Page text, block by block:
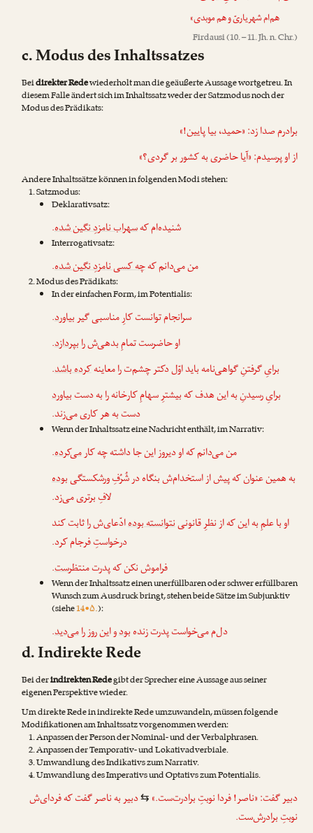
هم‌ام شهریاریّ و هم موبدی»
Firdausi(10. – 11. Jh. n. Chr.)
c. Modus des Inhaltssatzes
Beidirekter Redewiederholt man die geäußerte Aussage wortgetreu. In
diesem Falle ändert sich im Inhaltssatz weder der Satzmodus noch der
Modus des Prädikats:
برادرم صدا زد: «حمید، بیا پایین!»
از او پرسیدم: «آیا حاضری به کشور بر گردی؟»
Andere Inhaltssätze können in folgenden Modi stehen:
Satzmodus:
Deklarativsatz:
شنیده‌ام کهسهراب نامزدِ نگین شده.
Interrogativsatz:
من می‌دانم کهچه کسی نامزدِ نگین شده.
Modus des Prädikats:
In der einfachen Form, im Potentialis:
سرانجام توانست کارِ مناسبی گیربیاورد.
او حاضرست تمامِ بدهی‌ش رابپردازد.
برایِ گرفتنِ گواهی‌نامه باید اوّل دکتر چشم‌ت را معاینهکرده باشد.
برایِ رسیدنِ به این هدف که بیشترِ سهامِ کارخانه را به دستبیاورد
دست به هر کاری می‌زند.
Wenn der Inhaltssatz eine Nachricht enthält, im Narrativ:
من می‌دانم که او دیروز این جا داشته چه کارمی‌کرده.
به همین عنوان که پیش از استخدام‌ش بنگاه در شُرُفِ ورشکستگیبوده
لافِ برتری می‌زد.
او با علمِ به این که از نظرِ قانونینتوانسته بودهادّعای‌ش را ثابت کند
درخواستِ فرجام کرد.
فراموش نکن که پدرت منتظرست.
Wenn der Inhaltssatz einen unerfüllbaren oder schwer erfüllbaren
Wunsch zum Ausdruck bringt, stehen beide Sätze im Subjunktiv
(siehe14•۵.):
دل‌م می‌خواست پدرت زندهبودو این روز رامی‌دید.
d. Indirekte Rede
Bei derindirekten Redegibt der Sprecher eine Aussage aus seiner
eigenen Perspektive wieder.
Um direkte Rede in indirekte Rede umzuwandeln, müssen folgende
Modifikationen am Inhaltssatz vorgenommen werden:
Anpassen der Person der Nominal- und der Verbalphrasen.
Anpassen der Temporativ- und Lokativadverbiale.
Umwandlung des Indikativs zum Narrativ.
Umwandlung des Imperativs und Optativs zum Potentialis.
دبیر گفت: «ناصر! فردا نوبتِ برادرت‌ست.» ⇆ دبیر به ناصر گفت که فردای‌ش
نوبتِ برادرش‌ست.